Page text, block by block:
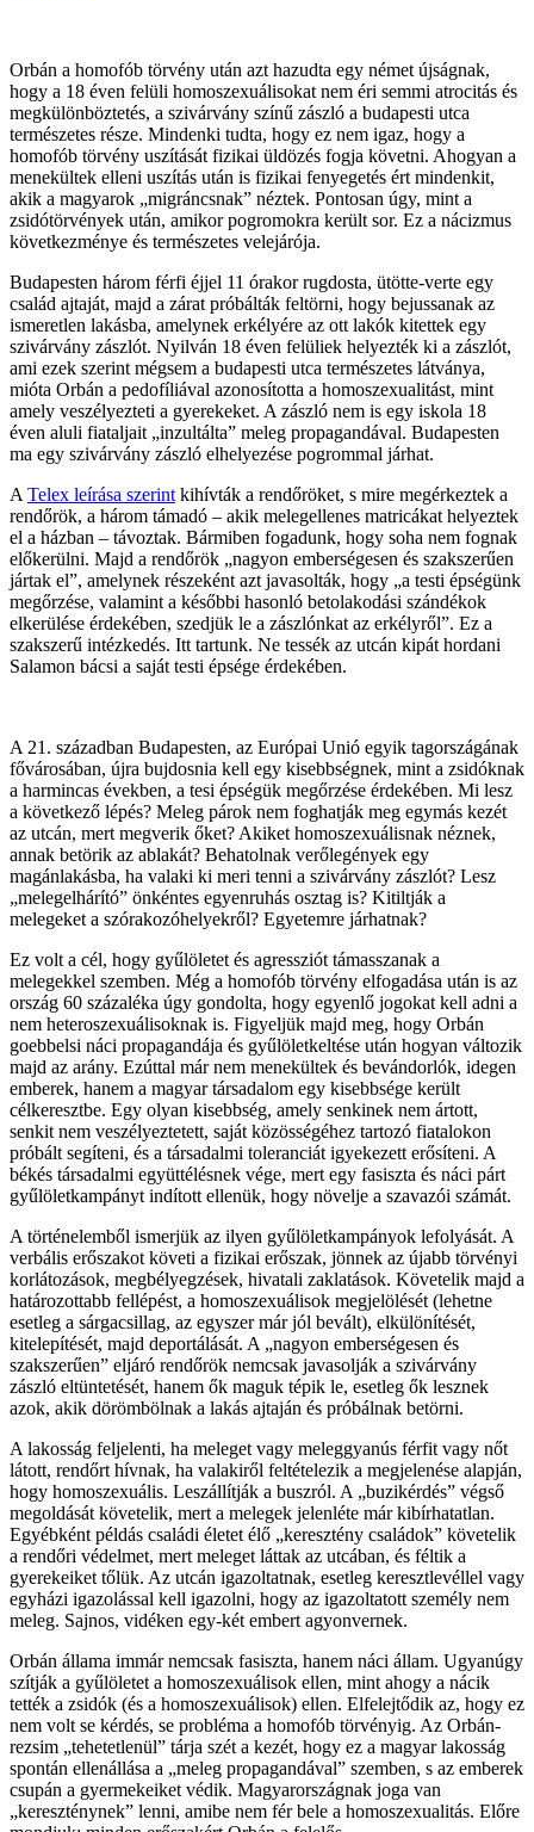
Orbán a homofób törvény után azt hazudta egy német újságnak,
hogy a 18 éven felüli homoszexuálisokat nem éri semmi atrocitás és
megkülönböztetés, a szivárvány színű zászló a budapesti utca
természetes része. Mindenki tudta, hogy ez nem igaz, hogy a
homofób törvény uszítását fizikai üldözés fogja követni. Ahogyan a
menekültek elleni uszítás után is fizikai fenyegetés ért mindenkit,
akik a magyarok „migráncsnak” néztek. Pontosan úgy, mint a
zsidótörvények után, amikor pogromokra került sor. Ez a nácizmus
következménye és természetes velejárója.
Budapesten három férfi éjjel 11 órakor rugdosta, ütötte-verte egy
család ajtaját, majd a zárat próbálták feltörni, hogy bejussanak az
ismeretlen lakásba, amelynek erkélyére az ott lakók kitettek egy
szivárvány zászlót. Nyilván 18 éven felüliek helyezték ki a zászlót,
ami ezek szerint mégsem a budapesti utca természetes látványa,
mióta Orbán a pedofíliával azonosította a homoszexualitást, mint
amely veszélyezteti a gyerekeket. A zászló nem is egy iskola 18
éven aluli fiataljait „inzultálta” meleg propagandával. Budapesten
ma egy szivárvány zászló elhelyezése pogrommal járhat.
A Telex leírása szerint kihívták a rendőröket, s mire megérkeztek a
rendőrök, a három támadó – akik melegellenes matricákat helyeztek
el a házban – távoztak. Bármiben fogadunk, hogy soha nem fognak
előkerülni. Majd a rendőrök „nagyon emberségesen és szakszerűen
jártak el”, amelynek részeként azt javasolták, hogy „a testi épségünk
megőrzése, valamint a későbbi hasonló betolakodási szándékok
elkerülése érdekében, szedjük le a zászlónkat az erkélyről”. Ez a
szakszerű intézkedés. Itt tartunk. Ne tessék az utcán kipát hordani
Salamon bácsi a saját testi épsége érdekében.
A 21. században Budapesten, az Európai Unió egyik tagországának
fővárosában, újra bujdosnia kell egy kisebbségnek, mint a zsidóknak
a harmincas években, a tesi épségük megőrzése érdekében. Mi lesz
a következő lépés? Meleg párok nem foghatják meg egymás kezét
az utcán, mert megverik őket? Akiket homoszexuálisnak néznek,
annak betörik az ablakát? Behatolnak verőlegények egy
magánlakásba, ha valaki ki meri tenni a szivárvány zászlót? Lesz
„melegelhárító” önkéntes egyenruhás osztag is? Kitiltják a
melegeket a szórakozóhelyekről? Egyetemre járhatnak?
Ez volt a cél, hogy gyűlöletet és agressziót támasszanak a
melegekkel szemben. Még a homofób törvény elfogadása után is az
ország 60 százaléka úgy gondolta, hogy egyenlő jogokat kell adni a
nem heteroszexuálisoknak is. Figyeljük majd meg, hogy Orbán
goebbelsi náci propagandája és gyűlöletkeltése után hogyan változik
majd az arány. Ezúttal már nem menekültek és bevándorlók, idegen
emberek, hanem a magyar társadalom egy kisebbsége került
célkeresztbe. Egy olyan kisebbség, amely senkinek nem ártott,
senkit nem veszélyeztetett, saját közösségéhez tartozó fiatalokon
próbált segíteni, és a társadalmi toleranciát igyekezett erősíteni. A
békés társadalmi együttélésnek vége, mert egy fasiszta és náci párt
gyűlöletkampányt indított ellenük, hogy növelje a szavazói számát.
A történelemből ismerjük az ilyen gyűlöletkampányok lefolyását. A
verbális erőszakot követi a fizikai erőszak, jönnek az újabb törvényi
korlátozások, megbélyegzések, hivatali zaklatások. Követelik majd a
határozottabb fellépést, a homoszexuálisok megjelölését (lehetne
esetleg a sárgacsillag, az egyszer már jól bevált), elkülönítését,
kitelepítését, majd deportálását. A „nagyon emberségesen és
szakszerűen” eljáró rendőrök nemcsak javasolják a szivárvány
zászló eltüntetését, hanem ők maguk tépik le, esetleg ők lesznek
azok, akik dörömbölnak a lakás ajtaján és próbálnak betörni.
A lakosság feljelenti, ha meleget vagy meleggyanús férfit vagy nőt
látott, rendőrt hívnak, ha valakiről feltételezik a megjelenése alapján,
hogy homoszexuális. Leszállítják a buszról. A „buzikérdés” végső
megoldását követelik, mert a melegek jelenléte már kibírhatatlan.
Egyébként példás családi életet élő „keresztény családok” követelik
a rendőri védelmet, mert meleget láttak az utcában, és féltik a
gyerekeiket tőlük. Az utcán igazoltatnak, esetleg keresztlevéllel vagy
egyházi igazolással kell igazolni, hogy az igazoltatott személy nem
meleg. Sajnos, vidéken egy-két embert agyonvernek.
Orbán állama immár nemcsak fasiszta, hanem náci állam. Ugyanúgy
szítják a gyűlöletet a homoszexuálisok ellen, mint ahogy a nácik
tették a zsidók (és a homoszexuálisok) ellen. Elfelejtődik az, hogy ez
nem volt se kérdés, se probléma a homofób törvényig. Az Orbán-
rezsim „tehetetlenül” tárja szét a kezét, hogy ez a magyar lakosság
spontán ellenállása a „meleg propagandával” szemben, s az emberek
csupán a gyermekeiket védik. Magyarországnak joga van
„kereszténynek” lenni, amibe nem fér bele a homoszexualitás. Előre